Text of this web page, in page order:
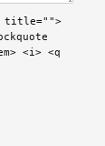
title="">
<i> <q